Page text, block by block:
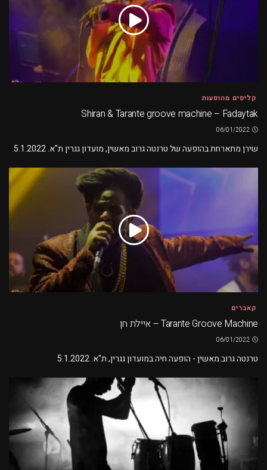
קליפים מהופעות
Shiran & Tarante groove machine – Fadaytak
שירן מתארחת בהופעה של טרנטה גרוב מאשין, מועדון גגרין ת"א. 5.1.2022
קאברים
Tarante Groove Machine – איילת חן
טרנטה גרוב מאשין - הופעה חיה במועדון גגרין, ת"א. 5.1.2022